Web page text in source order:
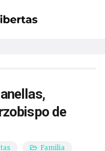
de
Familia